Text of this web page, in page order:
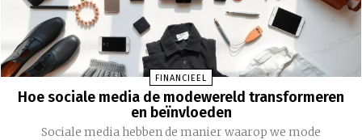
FINANCIEEL
Hoe sociale media de modewereld transformeren
en beïnvloeden
Sociale media hebben de manier waarop we mode